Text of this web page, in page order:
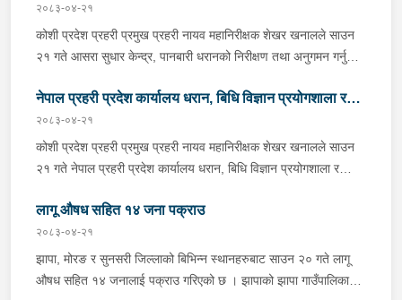
धरानको निरीक्षण
२०८३-०४-२१
कोशी प्रदेश प्रहरी प्रमुख प्रहरी नायव महानिरीक्षक शेखर खनालले साउन
२१ गते आसरा सुधार केन्द्र, पानबारी धरानको निरीक्षण तथा अनुगमन गर्नुको
निर्देशनको क्रममा वँहाले मानवीय, मर्यादित, सम्मानजनक र सहानुभूतिपूर्ण
व्यवहारले उपचार पद्दतिलाई सहज बनाई समाजमा पुनःस्थापनाको बातावरण
श्रृजना गर्न महत्वपूर्ण भुमिका निर्वाह गर्ने हुँदा सुधार केन्द्रमा रहेका
सुधारार्थीहरुको शारीरिक तथा मानसिक तन्दुरुस्ती राख्न बिभिन्न खेलकुदका
तालिमहरूको व्यवस्था मिलाउन निर्देशन दिनु भएको छ । उहाँले सुधार केन्द्रको
चौतर्फी सुरक्षा व्यवस्थालाई मजबुत बनाउन तथा अभिलेख व्यवस्थापनलाई
व्यवस्थित बनाई सुधार केन्द्रलाई जिम्मेवार, सुरक्षित र प्रभावकारी सेवा
केन्द्रका रूपमा सञ्चालन गर्न समेत निर्देशन दिनु भयो । साथै प्रदेश प्रहरी
प्रमुख खनालले केन्द्रमा कार्यरत पदाधिकारीहरु लगायत चिकित्सकहरुसंग
नेपाल प्रहरी प्रदेश कार्यालय धरान, बिधि विज्ञान प्रयोगशाला र
केनाईन शाखाको निरीक्षण तथा अनुगमन
२०८३-०४-२१
कोशी प्रदेश प्रहरी प्रमुख प्रहरी नायव महानिरीक्षक शेखर खनालले साउन
२१ गते नेपाल प्रहरी प्रदेश कार्यालय धरान, बिधि विज्ञान प्रयोगशाला र
कर्मचारीहरुलाई आवश्यक निर्देशन दिनुभएको छ । निर्देशनको क्रममा उहाँले
समाजमा घट्ने बिभिन्न आपराधिक घटनाहरुमा अनुसन्धान कार्यको सुपरीवेक्षण,
समिक्षा गर्न प्रहरीको विशेष प्राविधिक टोली परिचालन गरी अनुसन्धान
कार्यलाई सफल बनाउन र जिल्ला प्रहरी कार्यालयहरूबाट हुने अपराध
लागू औषध सहित १४ जना पक्राउ
२०८३-०४-२१
झापा, मोरङ र सुनसरी जिल्लाको बिभिन्न स्थानहरुबाट साउन २० गते लागू
औषध सहित १४ जनालाई पक्राउ गरिएको छ । झापाको झापा गाउँपालिका–१